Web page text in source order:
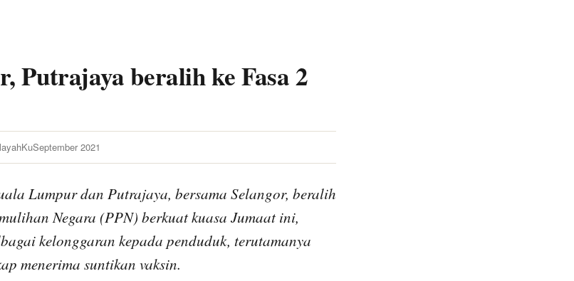
Putrajaya beralih ke Fasa 2
September 2021
Lumpur dan Putrajaya, bersama Selangor, beralih
Negara (PPN) berkuat kuasa Jumaat ini,
kelonggaran kepada penduduk, terutamanya
menerima suntikan vaksin.